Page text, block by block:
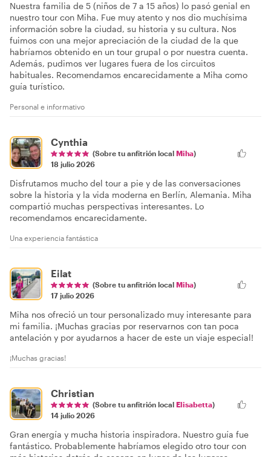
Nuestra familia de 5 (niños de 7 a 15 años) lo pasó genial en
nuestro tour con Miha. Fue muy atento y nos dio muchísima
información sobre la ciudad, su historia y su cultura. Nos
fuimos con una mejor apreciación de la ciudad de la que
habríamos obtenido en un tour grupal o por nuestra cuenta.
Además, pudimos ver lugares fuera de los circuitos
habituales. Recomendamos encarecidamente a Miha como
guía turístico.
Personal e informativo
Cynthia
(Sobre tu anfitrión local Miha)
18 julio 2026
Disfrutamos mucho del tour a pie y de las conversaciones
sobre la historia y la vida moderna en Berlín, Alemania. Miha
compartió muchas perspectivas interesantes. Lo
recomendamos encarecidamente.
Una experiencia fantástica
Eilat
(Sobre tu anfitrión local Miha)
17 julio 2026
Miha nos ofreció un tour personalizado muy interesante para
mi familia. ¡Muchas gracias por reservarnos con tan poca
antelación y por ayudarnos a hacer de este un viaje especial!
¡Muchas gracias!
Christian
(Sobre tu anfitrión local Elisabetta)
14 julio 2026
Gran energía y mucha historia inspiradora. Nuestro guía fue
fantástico. Probablemente habríamos elegido otro tour con